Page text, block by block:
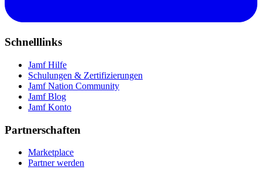
Schnelllinks
Jamf Hilfe
Schulungen & Zertifizierungen
Jamf Nation Community
Jamf Blog
Jamf Konto
Partnerschaften
Marketplace
Partner werden